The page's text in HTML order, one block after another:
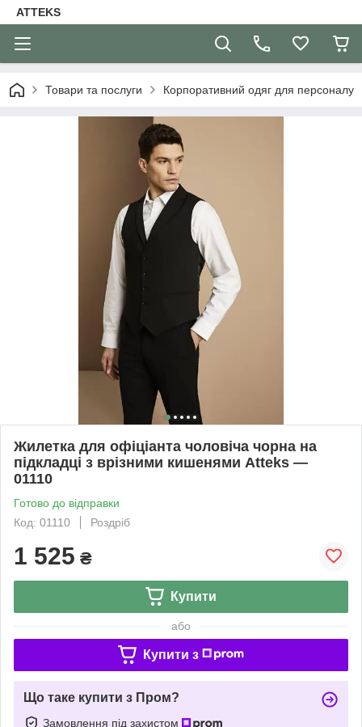
ATTEKS
Товари та послуги Корпоративний одяг для персоналу
Жилетка для офіціанта чоловіча чорна на
підкладці з врізними кишенями Atteks —
01110
Готово до відправки
Код: 01110
Роздріб
1 525 ₴
Купити
або
Купити з
Що таке купити з Пром?
Замовлення під захистом